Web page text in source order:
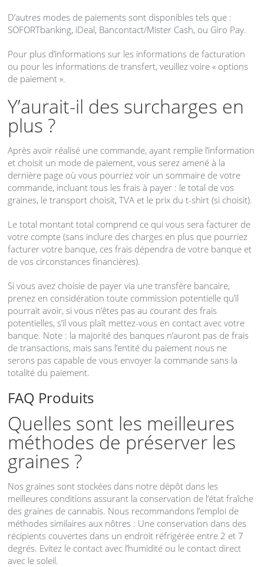
D’autres modes de paiements sont disponibles tels que :
SOFORTbanking, iDeal, Bancontact/Mister Cash, ou Giro Pay.
Pour plus d’informations sur les informations de facturation
ou pour les informations de transfert, veuillez voire « options
de paiement ».
Y’aurait-il des surcharges en
plus ?
Après avoir réalisé une commande, ayant remplie l’information
et choisit un mode de paiement, vous serez amené à la
dernière page où vous pourriez voir un sommaire de votre
commande, incluant tous les frais à payer : le total de vos
graines, le transport choisit,TVA et le prix du t-shirt (si choisit).
Le total montant total comprend ce qui vous sera facturer de
votre compte (sans inclure des charges en plus que pourriez
facturer votre banque, ces frais dépendra de votre banque et
de vos circonstances financières).
Si vous avez choisie de payer via une transfère bancaire,
prenez en considération toute commission potentielle qu’il
pourrait avoir, si vous n’êtes pas au courant des frais
potentielles, s’il vous plaît mettez-vous en contact avec votre
banque. Note : la majorité des banques n’auront pas de frais
de transactions, mais sans l’entité du paiement nous ne
serons pas capable de vous envoyer la commande sans la
totalité du paiement.
FAQ Produits
Quelles sont les meilleures
méthodes de préserver les
graines ?
Nos graines sont stockées dans notre dépôt dans les
meilleures conditions assurant la conservation de l’état fraîche
des graines de cannabis. Nous recommandons l’emploi de
méthodes similaires aux nôtres : Une conservation dans des
récipients couvertes dans un endroit réfrigérée entre 2 et 7
degrés. Evitez le contact avec l’humidité ou le contact direct
avec le soleil.